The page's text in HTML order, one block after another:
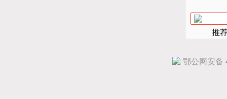
推
鄂公网安备